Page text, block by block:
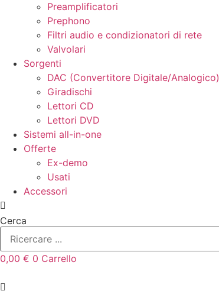
Preamplificatori
Prephono
Filtri audio e condizionatori di rete
Valvolari
Sorgenti
DAC (Convertitore Digitale/Analogico)
Giradischi
Lettori CD
Lettori DVD
Sistemi all-in-one
Offerte
Ex-demo
Usati
Accessori
Cerca
0,00 € 0 Carrello